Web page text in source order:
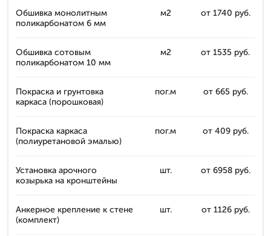
Обшивка монолитным
поликарбонатом 6 мм
м2 от 1740 руб.
Обшивка сотовым
поликарбонатом 10 мм
м2 от 1535 руб.
Покраска и грунтовка
каркаса (порошковая)
пог.м от 665 руб.
Покраска каркаса
(полиуретановой эмалью)
пог.м от 409 руб.
Установка арочного
козырька на кронштейны
шт. от 6958 руб.
Анкерное крепление к стене
(комплект)
шт. от 1126 руб.